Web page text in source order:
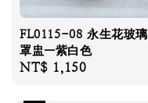
FL0115-08 永生花玻璃
罩盅—紫白色
Regular
NT$ 1,150